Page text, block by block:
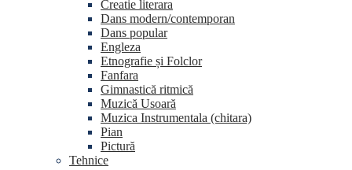
Creatie literara
Dans modern/contemporan
Dans popular
Engleza
Etnografie și Folclor
Fanfara
Gimnastică ritmică
Muzică Usoară
Muzica Instrumentala (chitara)
Pian
Pictură
Tehnice